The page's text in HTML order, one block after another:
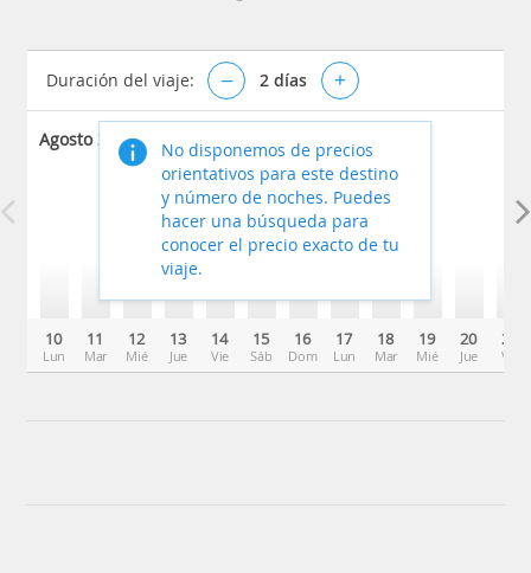
Duración del viaje: – 2 días +
Agosto 2026
10
Lun
11
Mar
12
Mié
13
Jue
14
Vie
15
Sáb
16
Dom
17
Lun
18
Mar
19
Mié
20
Jue
21
Vie
No disponemos de precios
orientativos para este destino
y número de noches. Puedes
hacer una búsqueda para
conocer el precio exacto de tu
viaje.